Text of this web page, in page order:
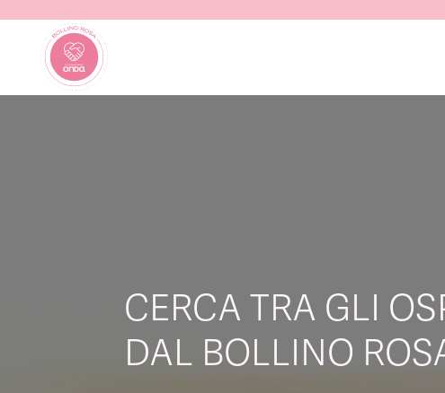
CERCA TRA GLI
DAL BOLLINO